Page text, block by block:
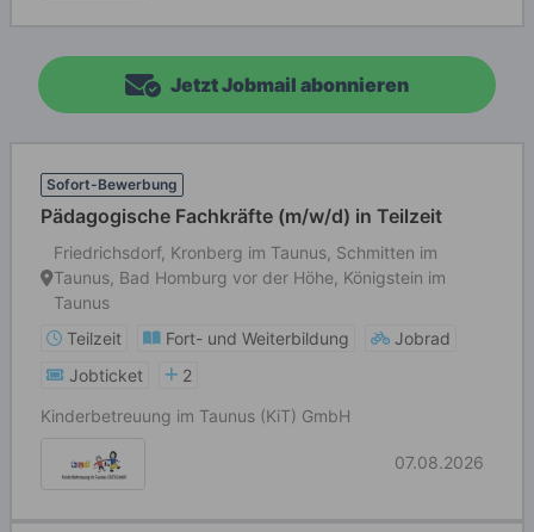
Jetzt Jobmail abonnieren
Sofort-Bewerbung
Pädagogische Fachkräfte (m/w/d) in Teilzeit
Friedrichsdorf, Kronberg im Taunus, Schmitten im
Taunus, Bad Homburg vor der Höhe, Königstein im
Taunus
Teilzeit
Fort- und Weiterbildung
Jobrad
Jobticket
2
Kinderbetreuung im Taunus (KiT) GmbH
07.08.2026